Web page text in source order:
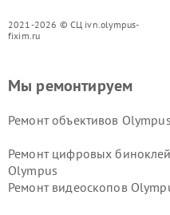
2021-2026 © СЦ ivn.olympus-
fixim.ru
Мы ремонтируем
Ремонт объективов Olympus
Ремонт цифровых биноклей
Olympus
Ремонт видеоскопов